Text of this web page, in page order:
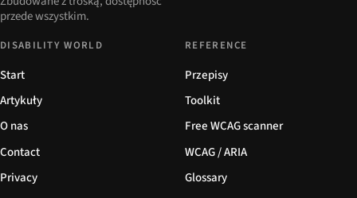
przede wszystkim.
DISABILITY WORLD
Start
Artykuły
O nas
Contact
Privacy
REFERENCE
Przepisy
Toolkit
Free WCAG scanner
WCAG / ARIA
Glossary